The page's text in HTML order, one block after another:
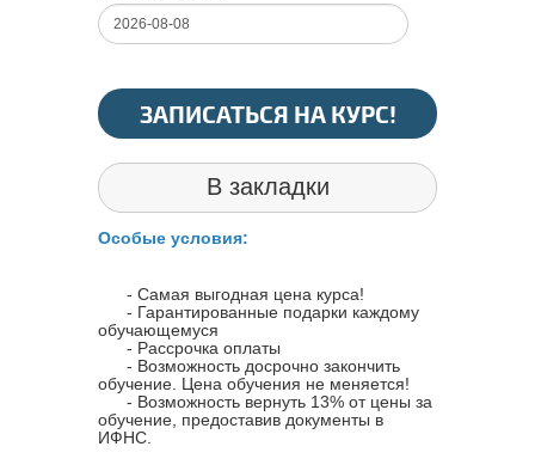
ЗАПИСАТЬСЯ НА КУРС!
В закладки
Особые условия:
- Самая выгодная цена курса!
- Гарантированные подарки каждому
обучающемуся
- Рассрочка оплаты
- Возможность досрочно закончить
обучение. Цена обучения не меняется!
- Возможность вернуть 13% от цены за
обучение, предоставив документы в
ИФНС.